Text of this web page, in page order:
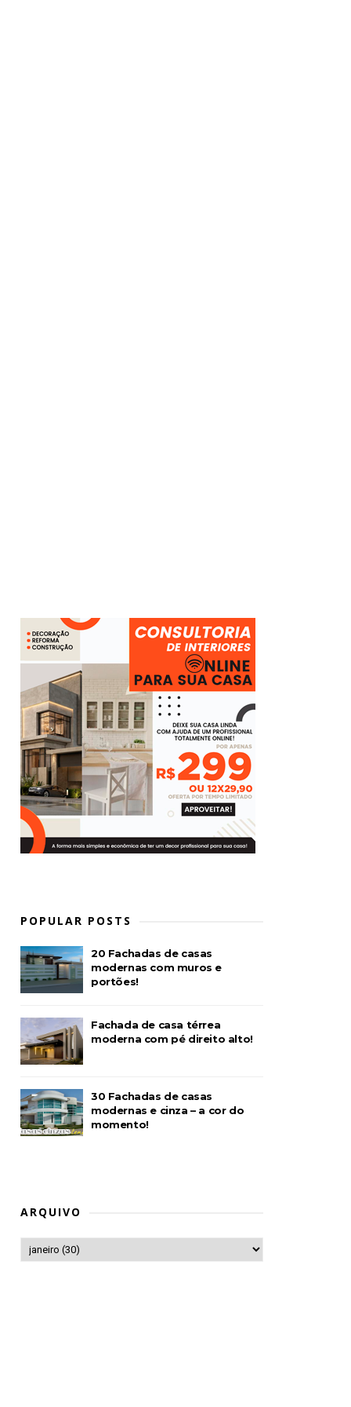
POPULAR POSTS
20 Fachadas de casas
modernas com muros e
portões!
Fachada de casa térrea
moderna com pé direito alto!
30 Fachadas de casas
modernas e cinza – a cor do
momento!
ARQUIVO